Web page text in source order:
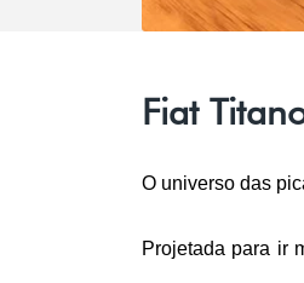
Fiat
O universo das
Projetada para ir